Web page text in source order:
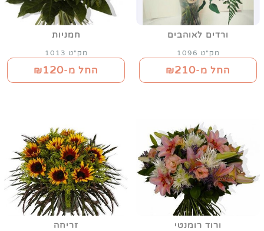
ורדים לאוהבים
מק"ט 1096
החל מ-₪210
חמניות
מק"ט 1013
החל מ-₪120
ורוד רומנטי זריחה